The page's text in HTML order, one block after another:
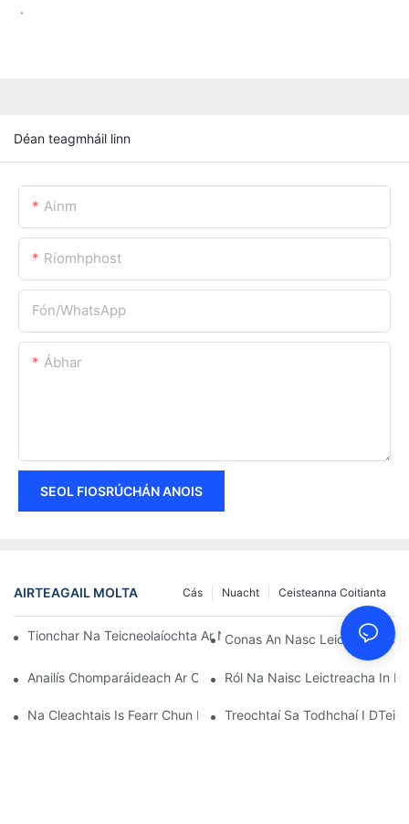
.
Déan teagmháil linn
Ainm
Ríomhphost
Fón/whatsApp
Ábhar
SEOL FIOSRÚCHÁN ANOIS
AIRTEAGAIL MOLTA Ceisteanna Coitianta
Nuacht
Cás
Tionchar Na Teicneolaíochta Ar Naisc Leictreacha San
Conas An Nasc Leictreach
Anailís Chomparáideach Ar Chineálacha Éagsúla Naisc
Ról Na Naisc Leictreacha In
Na Cleachtais Is Fearr Chun Naisc Leictreacha A Chothabháil
Treochtaí Sa Todhchaí I